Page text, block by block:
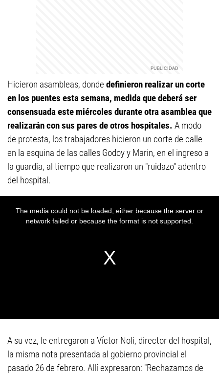
Hicieron asambleas, donde definieron realizar un corte
en los puentes esta semana, medida que deberá ser
consensuada este miércoles durante otra asamblea que
realizarán con sus pares de otros hospitales. A modo
de protesta, los trabajadores hicieron un corte de calle
en la esquina de las calles Godoy y Marin, en el ingreso a
la guardia, al tiempo que realizaron un "ruidazo" adentro
del hospital.
A su vez, le entregaron a Víctor Noli, director del hospital,
la misma nota presentada al gobierno provincial el
pasado 26 de febrero. Allí expresaron: "Rechazamos de